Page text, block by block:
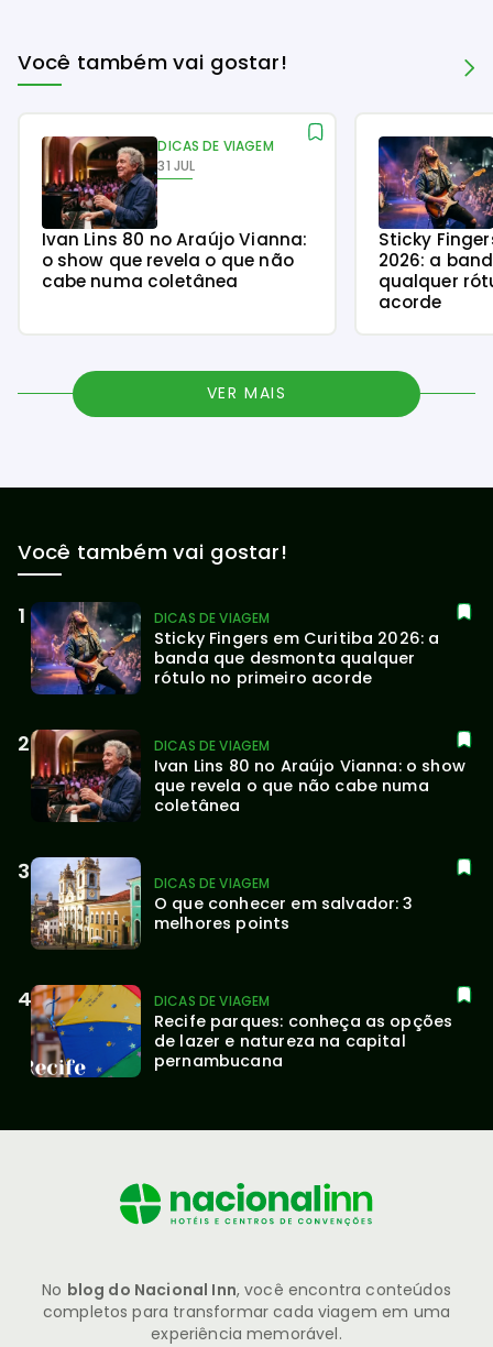
Você também vai gostar!
DICAS DE VIAGEM
31 JUL
Ivan Lins 80 no Araújo Vianna:
o show que revela o que não
cabe numa coletânea
Sticky
2026: a
qualquer
acorde
VER MAIS
Você também vai gostar!
DICAS DE VIAGEM
Sticky Fingers em Curitiba 2026: a
banda que desmonta qualquer
rótulo no primeiro acorde
DICAS DE VIAGEM
Ivan Lins 80 no Araújo Vianna: o show
que revela o que não cabe numa
coletânea
DICAS DE VIAGEM
O que conhecer em salvador: 3
melhores points
DICAS DE VIAGEM
Recife parques: conheça as opções
de lazer e natureza na capital
pernambucana
No blog do Nacional Inn, você encontra conteúdos
completos para transformar cada viagem em uma
experiência memorável.